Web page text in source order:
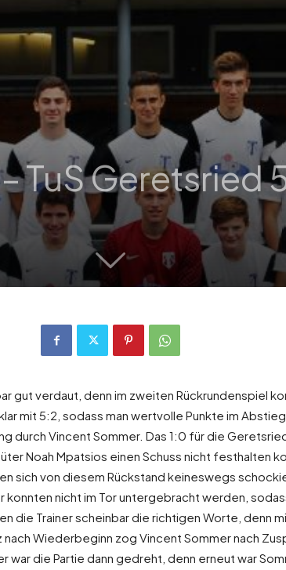
TuS Geretsried
gut verdaut, denn im zweiten Rückrundenspiel
mit 5:2, sodass man wertvolle Punkte im
durch Vincent Sommer. Das 1:0 für die
Noah Mpatsios einen Schuss nicht festhalten
sich von diesem Rückstand keineswegs
nicht im Tor untergebracht werden,
Trainer scheinbar die richtigen Worte, denn
Wiederbeginn zog Vincent Sommer nach
war die Partie dann gedreht, denn erneut war